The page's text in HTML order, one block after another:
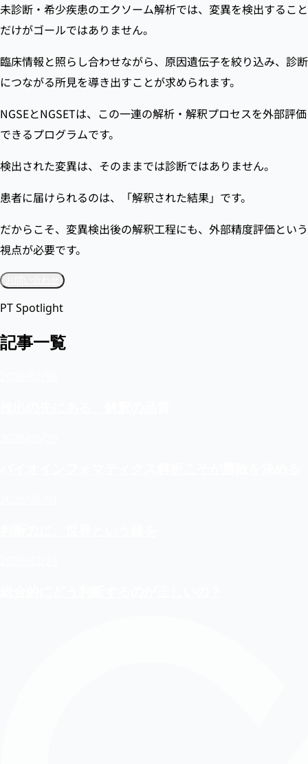
未診断・希少疾患のエクソーム解析では、変異を検出すること
だけがゴールではありません。
臨床情報と照らし合わせながら、原因遺伝子を絞り込み、診断
につながる所見を導き出すことが求められます。
NGSEとNGSETは、この一連の解析・解釈プロセスを外部評価
できるプログラムです。
検出された変異は、そのままでは診断ではありません。
患者に届けられるのは、「解釈された結果」です。
だからこそ、変異検出後の解釈工程にも、外部精度評価という
視点が必要です。
PT Spotlight
記事一覧